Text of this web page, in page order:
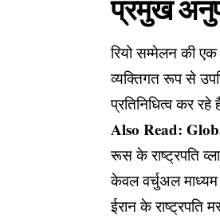
प्रमुख
रियो सम्मेलन की
व्यक्तिगत रूप से
प्रतिनिधित्व कर
Also Read:
रूस के राष्ट्रपति
केवल वर्चुअल
ईरान के राष्ट्रपति